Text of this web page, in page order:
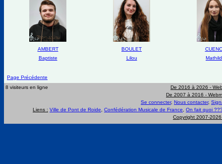
AMBERT
Baptiste
BOULET
Lilou
Page Précédente
8 visiteurs en ligne
De 2016 à 2026 -
De 2007 à 2016 -
Se connecter, Nous contacter,
Liens : Ville de Pont de Roide Confédération Musicale de France
On fait quoi
Copyright 2007-